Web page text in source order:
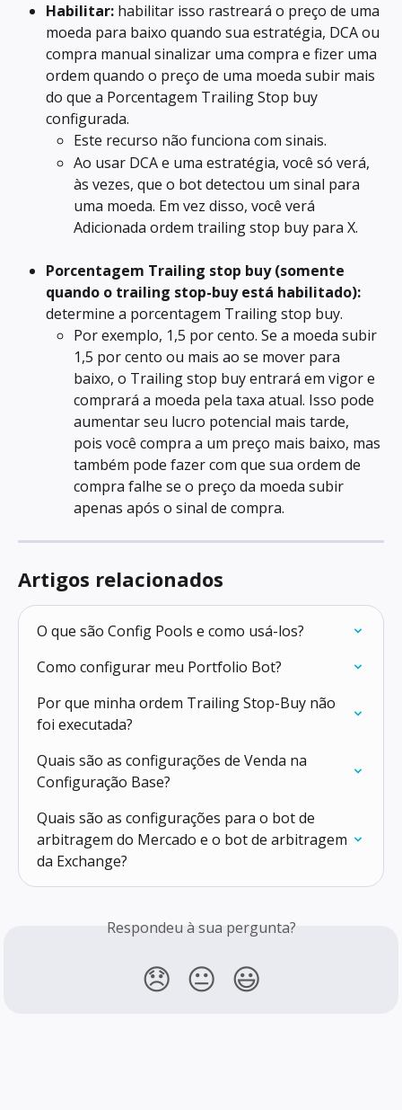
Habilitar: habilitar isso rastreará o preço de uma
moeda para baixo quando sua estratégia, DCA ou
compra manual sinalizar uma compra e fizer uma
ordem quando o preço de uma moeda subir mais
do que a Porcentagem Trailing Stop buy
configurada.
Este recurso não funciona com sinais.
Ao usar DCA e uma estratégia, você só verá,
às vezes, que o bot detectou um sinal para
uma moeda. Em vez disso, você verá
Adicionada ordem trailing stop buy para X.
Porcentagem Trailing stop buy (somente
quando o trailing stop-buy está habilitado):
determine a porcentagem Trailing stop buy.
Por exemplo, 1,5 por cento. Se a moeda subir
1,5 por cento ou mais ao se mover para
baixo, o Trailing stop buy entrará em vigor e
comprará a moeda pela taxa atual. Isso pode
aumentar seu lucro potencial mais tarde,
pois você compra a um preço mais baixo, mas
também pode fazer com que sua ordem de
compra falhe se o preço da moeda subir
apenas após o sinal de compra.
Artigos relacionados
O que são Config Pools e como usá-los?
Como configurar meu Portfolio Bot?
Por que minha ordem Trailing Stop-Buy não
foi executada?
Quais são as configurações de Venda na
Configuração Base?
Quais são as configurações para o bot de
arbitragem do Mercado e o bot de arbitragem
da Exchange?
Respondeu à sua pergunta?
😞 😐 😃